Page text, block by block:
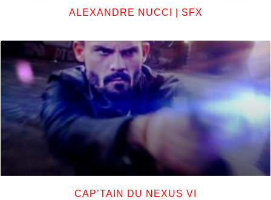
ALEXANDRE NUCCI | SFX
CAP’TAIN DU NEXUS VI